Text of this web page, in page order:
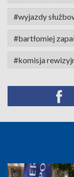
#wyjazdy
#bartłomiej
#komisja